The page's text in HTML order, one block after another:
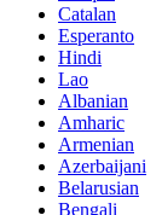
Catalan
Esperanto
Hindi
Lao
Albanian
Amharic
Armenian
Azerbaijani
Belarusian
Bengali